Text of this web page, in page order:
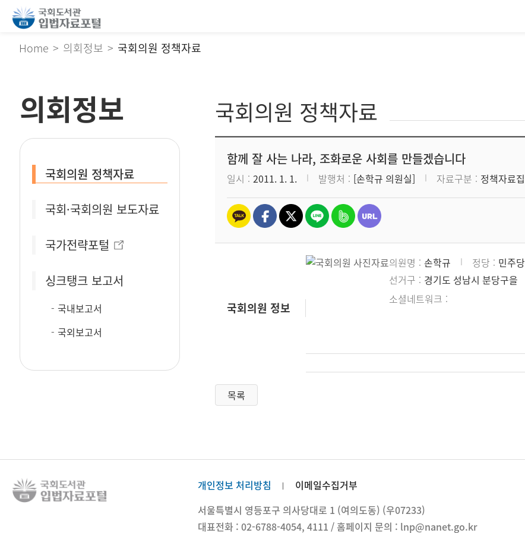
Home 의회정보 국회의원 정책자료
의회정보
국회의원 정책자료
국회·국회의원 보도자료
국가전략포털
싱크탱크 보고서
국내보고서
국외보고서
국회의원 정책자료
함께 잘 사는 나라, 조화로운 사회를 만들겠습니다
일시 2011. 1. 1. 발행처 [손학규 의원실] 자료구분 정책자료집
국회의원 정보
의원명 손학규 정당 민주당
선거구
경기도 성남시 분당구을
소셜네트워크
목록
개인정보 처리방침
이메일수집거부
서울특별시 영등포구 의사당대로 1 (여의도동) (우07233)
대표전화 : 02-6788-4054, 4111 / 홈페이지 문의 : lnp@nanet.go.kr